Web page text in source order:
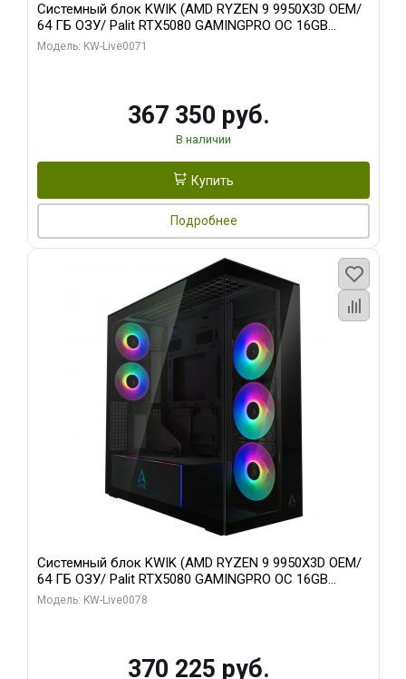
Системный блок KWIK (AMD RYZEN 9 9950X3D OEM/
64 ГБ ОЗУ/ Palit RTX5080 GAMINGPRO OC 16GB
GDDR7 256bit 3xDP HD/ 960 ГБ SSD)
Модель: KW-Live0071
367 350 руб.
В наличии
Купить
Подробнее
Системный блок KWIK (AMD RYZEN 9 9950X3D OEM/
64 ГБ ОЗУ/ Palit RTX5080 GAMINGPRO OC 16GB
GDDR7 256bit 3xDP HD/ 1 ТБ SSD)
Модель: KW-Live0078
370 225 руб.